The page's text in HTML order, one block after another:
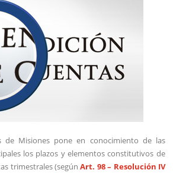
de Misiones pone en conocimiento de las
los plazos y elementos constitutivos de
trimestrales (segúnArt. 98 – Resolución IV